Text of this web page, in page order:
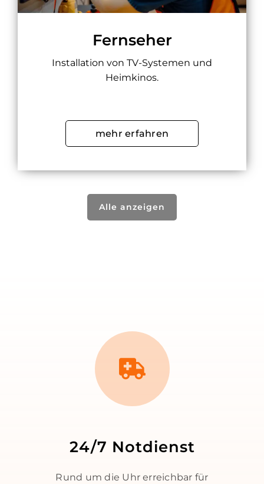
Fernseher
Installation von TV-Systemen und
Heimkinos.
mehr erfahren
Alle anzeigen
24/7 Notdienst
Rund um die Uhr erreichbar für